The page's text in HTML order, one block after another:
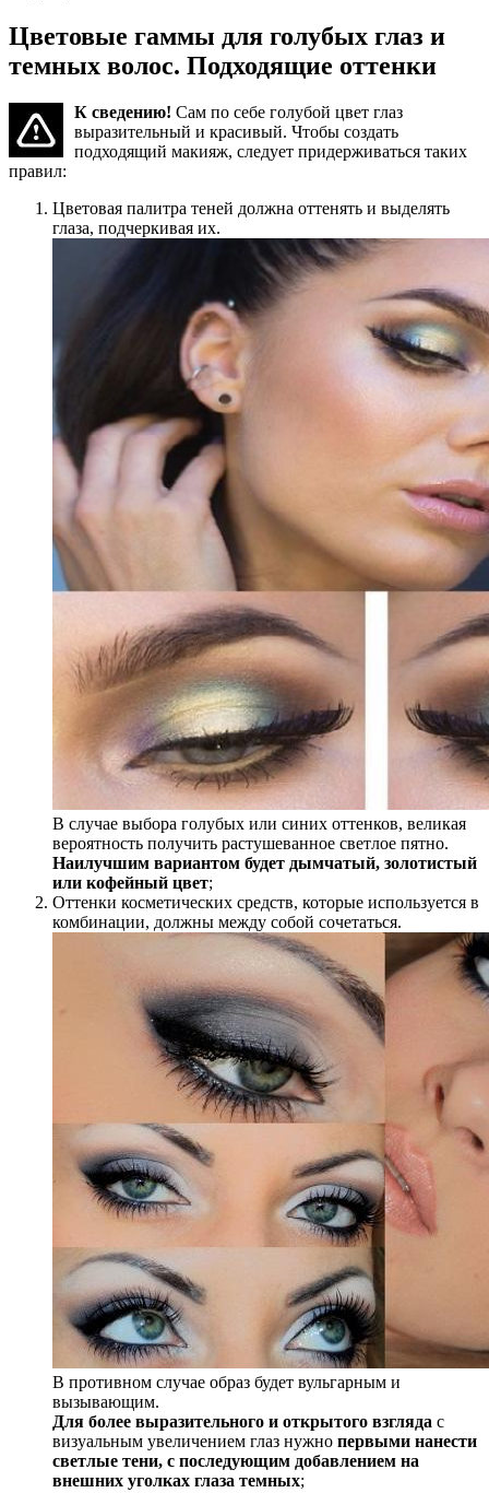
Цветовые гаммы для голубых глаз и
темных волос. Подходящие оттенки
К сведению! Сам по себе голубой цвет глаз
выразительный и красивый. Чтобы создать
подходящий макияж, следует придерживаться таких
правил:
Цветовая палитра теней должна оттенять и выделять
глаза, подчеркивая их.
В случае выбора голубых или синих оттенков, великая
вероятность получить растушеванное светлое пятно.
Наилучшим вариантом будет дымчатый, золотистый
или кофейный цвет;
Оттенки косметических средств, которые используется в
комбинации, должны между собой сочетаться.
В противном случае образ будет вульгарным и
вызывающим.
Для более выразительного и открытого взгляда с
визуальным увеличением глаз нужно первыми нанести
светлые тени, с последующим добавлением на
внешних уголках глаза темных;